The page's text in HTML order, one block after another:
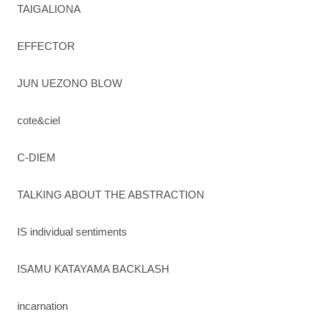
TAIGALIONA
EFFECTOR
JUN UEZONO BLOW
cote&ciel
C-DIEM
TALKING ABOUT THE ABSTRACTION
IS individual sentiments
ISAMU KATAYAMA BACKLASH
incarnation